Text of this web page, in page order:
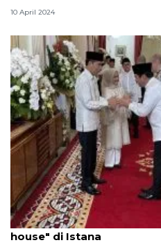
10 April 2024
Presiden Jokowi sambut
house" di Istana